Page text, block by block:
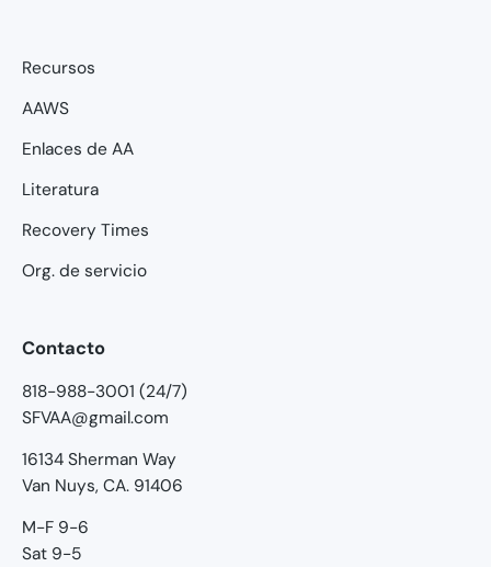
Recursos
AAWS
Enlaces de AA
Literatura
Recovery Times
Org. de servicio
Contacto
818-988-3001 (24/7)
SFVAA@gmail.com
16134 Sherman Way
Van Nuys, CA. 91406
M-F 9-6
Sat 9-5